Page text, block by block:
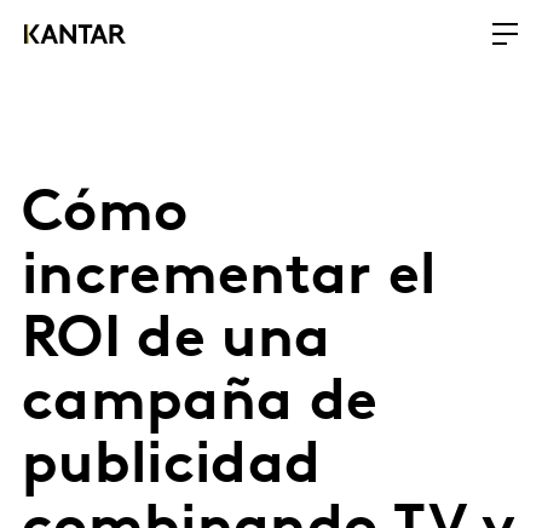
Cómo
incrementar el
ROI de una
campaña de
publicidad